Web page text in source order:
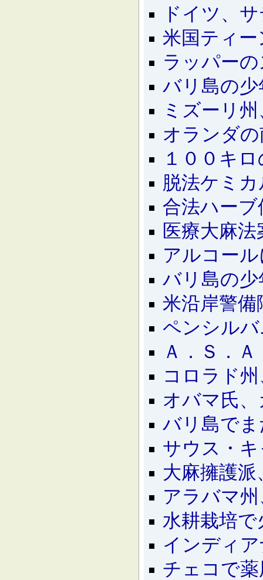
ドイツ、
米国ティ
ラッパー
バリ島の
ミズーリ
オランダ
１００キ
脱法ケミ
合法ハー
医療大麻
アルコー
バリ島の
米沿岸警
ペンシル
Ａ．Ｓ．
コロラド
オバマ氏
バリ島で
サウス・
大麻擁護
アラバマ
水耕栽培
インディ
チェコで